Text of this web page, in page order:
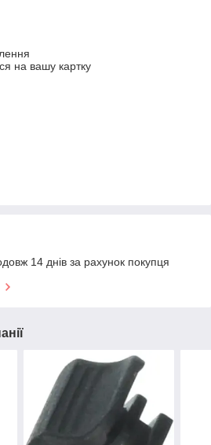
на вашу картку
14 днів за рахунок покупця